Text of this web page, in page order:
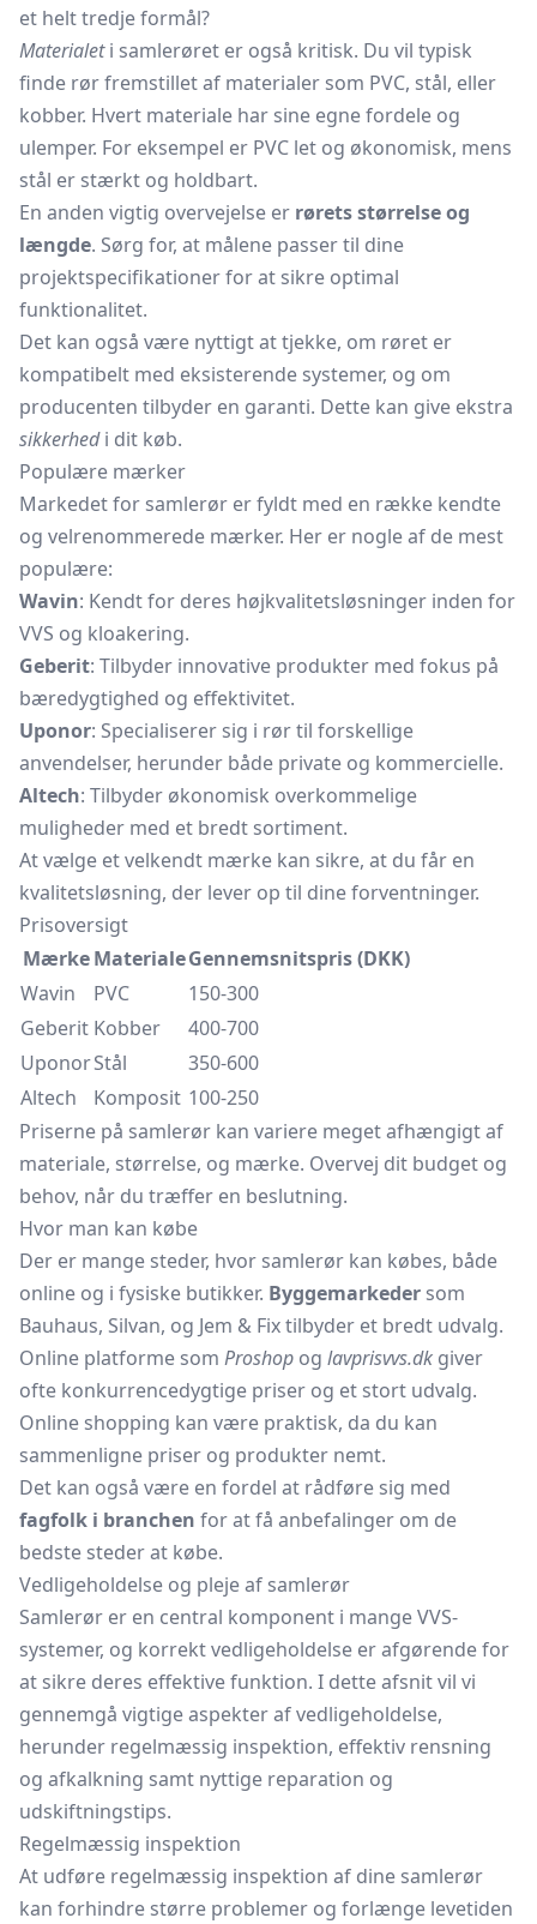
et helt tredje formål?
Materialeti samlerøret er også kritisk. Du vil typisk
finde rør fremstillet af materialer som PVC, stål, eller
kobber. Hvert materiale har sine egne fordele og
ulemper. For eksempel er PVC let og økonomisk, mens
stål er stærkt og holdbart.
En anden vigtig overvejelse er rørets størrelse og
længde. Sørg for, at målene passer til dine
projektspecifikationer for at sikre optimal
funktionalitet.
Det kan også være nyttigt at tjekke, om røret er
kompatibelt med eksisterende systemer, og om
producenten tilbyder en garanti. Dette kan give ekstra
sikkerhedi dit køb.
Populære mærker
Markedet for samlerør er fyldt med en række kendte
og velrenommerede mærker. Her er nogle af de mest
populære:
Wavin: Kendt for deres højkvalitetsløsninger inden for
VVS og kloakering.
Geberit: Tilbyder innovative produkter med fokus på
bæredygtighed og effektivitet.
Uponor: Specialiserer sig i rør til forskellige
anvendelser, herunder både private og kommercielle.
Altech: Tilbyder økonomisk overkommelige
muligheder med et bredt sortiment.
At vælge et velkendt mærke kan sikre, at du får en
kvalitetsløsning, der lever op til dine forventninger.
Prisoversigt
Mærke MaterialeGennemsnitspris (DKK)
Wavin
PVC
150-300
Geberit Kobber
400-700
UponorStål
350-600
Altech
Komposit 100-250
Priserne på samlerør kan variere meget afhængigt af
materiale, størrelse, og mærke. Overvej dit budget og
behov, når du træffer en beslutning.
Hvor man kan købe
Der er mange steder, hvor samlerør kan købes, både
online og i fysiske butikker. Byggemarkeder som
Bauhaus, Silvan, og Jem & Fix tilbyder et bredt udvalg.
Online platforme som Proshop og lavprisvvs.dk giver
ofte konkurrencedygtige priser og et stort udvalg.
Online shopping kan være praktisk, da du kan
sammenligne priser og produkter nemt.
Det kan også være en fordel at rådføre sig med
fagfolk i branchen for at få anbefalinger om de
bedste steder at købe.
Vedligeholdelse og pleje af samlerør
Samlerør er en central komponent i mange VVS-
systemer, og korrekt vedligeholdelse er afgørende for
at sikre deres effektive funktion. I dette afsnit vil vi
gennemgå vigtige aspekter af vedligeholdelse,
herunder regelmæssig inspektion, effektiv rensning
og afkalkning samt nyttige reparation og
udskiftningstips.
Regelmæssig inspektion
At udføre regelmæssig inspektion af dine samlerør
kan forhindre større problemer og forlænge levetiden